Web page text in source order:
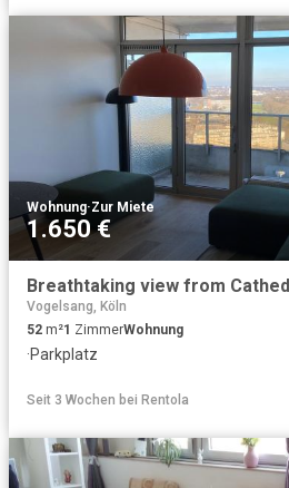
Wohnung·Zur Miete
1.650 €
Vogelsang, Köln
52 m²1 ZimmerWohnung
·Parkplatz
Seit 3 Wochen bei Rentola